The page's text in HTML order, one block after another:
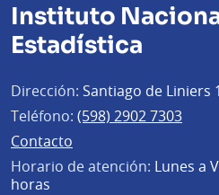
Instituto
Estadística
Dirección: Santiago de Liniers
Teléfono: (598) 2902 7303
Contacto
Horario de atención: Lunes a
horas